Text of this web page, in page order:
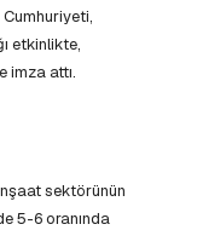
etkinlikte,
imza attı.
sektörünün
5-6 oranında